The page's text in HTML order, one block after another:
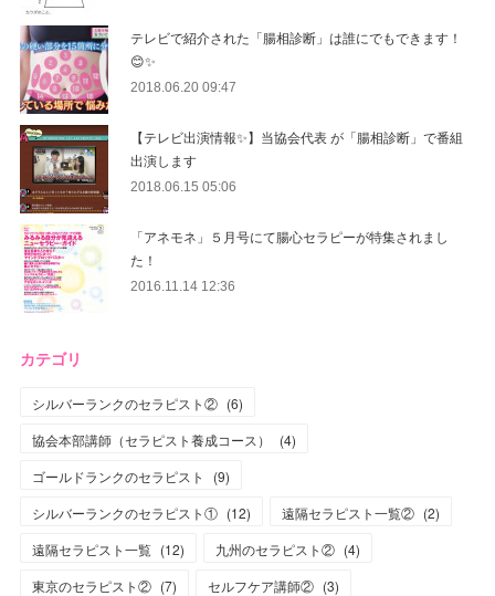
テレビで紹介された「腸相診断」は誰にでもできます！
😊✨
2018.06.20 09:47
【テレビ出演情報✨】当協会代表 が「腸相診断」で番組
出演します
2018.06.15 05:06
「アネモネ」５月号にて腸心セラピーが特集されまし
た！
2016.11.14 12:36
カテゴリ
シルバーランクのセラピスト② (6)
協会本部講師（セラピスト養成コース）
(4)
ゴールドランクのセラピスト
(9)
シルバーランクのセラピスト① (12) 遠隔セラピスト一覧② (2)
遠隔セラピスト一覧 (12) 九州のセラピスト② (4)
東京のセラピスト② (7) セルフケア講師② (3)